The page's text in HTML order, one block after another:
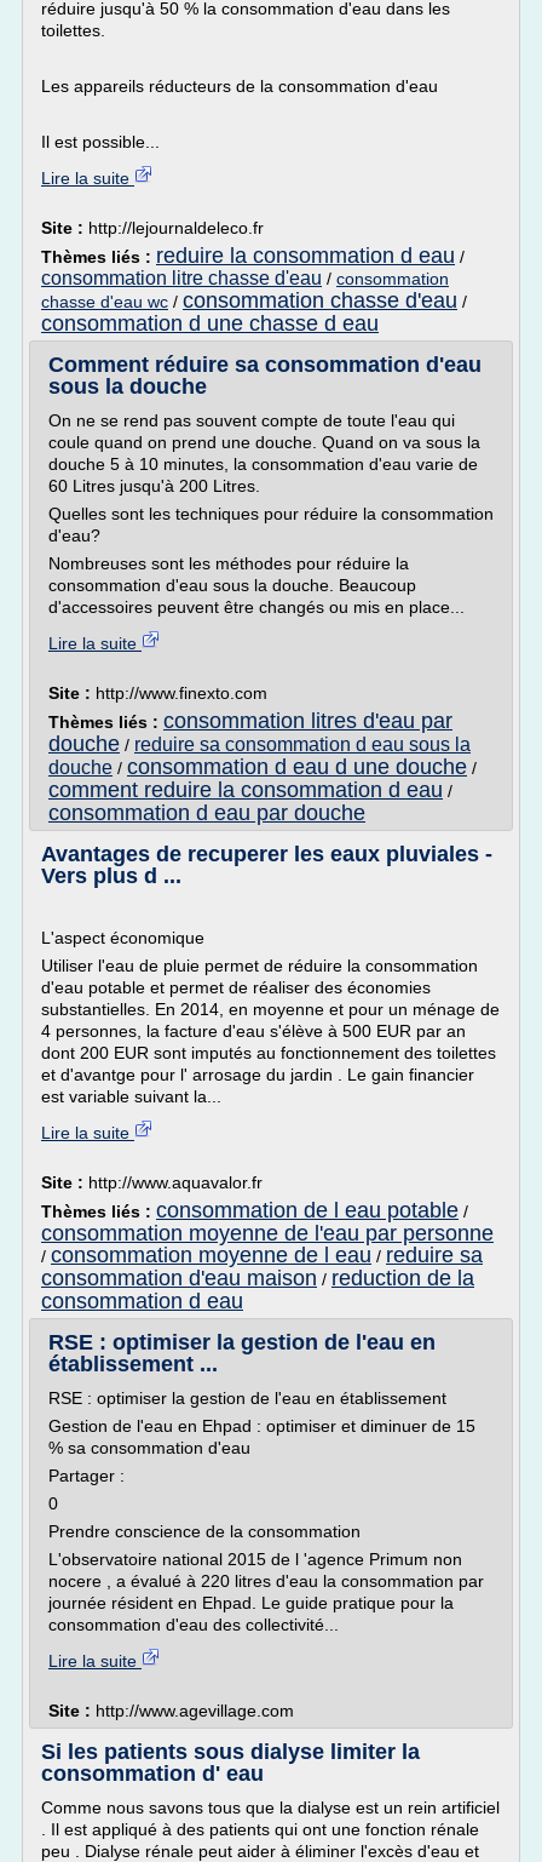
réduire jusqu'à 50 % la consommation d'eau dans les
toilettes.
Les appareils réducteurs de la consommation d'eau
Il est possible...
Lire la suite
Site : http://lejournaldeleco.fr
Thèmes liés : reduire la consommation d eau /
consommation litre chasse d'eau / consommation
chasse d'eau wc / consommation chasse d'eau /
consommation d une chasse d eau
Comment réduire sa consommation d'eau
sous la douche
On ne se rend pas souvent compte de toute l'eau qui
coule quand on prend une douche. Quand on va sous la
douche 5 à 10 minutes, la consommation d'eau varie de
60 Litres jusqu'à 200 Litres.
Quelles sont les techniques pour réduire la consommation
d'eau?
Nombreuses sont les méthodes pour réduire la
consommation d'eau sous la douche. Beaucoup
d'accessoires peuvent être changés ou mis en place...
Lire la suite
Site : http://www.finexto.com
Thèmes liés : consommation litres d'eau par
douche / reduire sa consommation d eau sous la
douche / consommation d eau d une douche /
comment reduire la consommation d eau /
consommation d eau par douche
Avantages de recuperer les eaux pluviales -
Vers plus d ...
L'aspect économique
Utiliser l'eau de pluie permet de réduire la consommation
d'eau potable et permet de réaliser des économies
substantielles. En 2014, en moyenne et pour un ménage de
4 personnes, la facture d'eau s'élève à 500 EUR par an
dont 200 EUR sont imputés au fonctionnement des toilettes
et d'avantge pour l' arrosage du jardin . Le gain financier
est variable suivant la...
Lire la suite
Site : http://www.aquavalor.fr
Thèmes liés : consommation de l eau potable /
consommation moyenne de l'eau par personne
/ consommation moyenne de l eau / reduire sa
consommation d'eau maison / reduction de la
consommation d eau
RSE : optimiser la gestion de l'eau en
établissement ...
RSE : optimiser la gestion de l'eau en établissement
Gestion de l'eau en Ehpad : optimiser et diminuer de 15
% sa consommation d'eau
Partager :
0
Prendre conscience de la consommation
L'observatoire national 2015 de l 'agence Primum non
nocere , a évalué à 220 litres d'eau la consommation par
journée résident en Ehpad. Le guide pratique pour la
consommation d'eau des collectivité...
Lire la suite
Site : http://www.agevillage.com
Si les patients sous dialyse limiter la
consommation d' eau
Comme nous savons tous que la dialyse est un rein artificiel
. Il est appliqué à des patients qui ont une fonction rénale
peu . Dialyse rénale peut aider à éliminer l'excès d'eau et